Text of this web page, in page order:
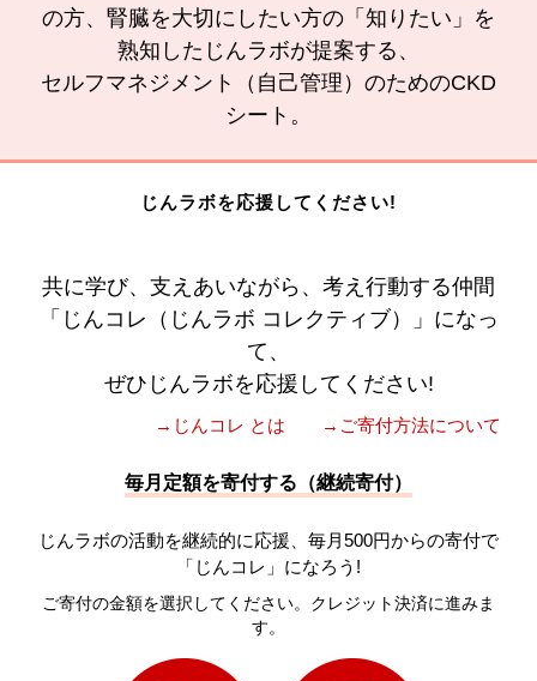
の方、腎臓を大切にしたい方の「知りたい」を
熟知したじんラボが提案する、
セルフマネジメント（自己管理）のためのCKD
シート。
じんラボを応援してください!
共に学び、支えあいながら、考え行動する仲間
「じんコレ（じんラボ コレクティブ）」になっ
て、
ぜひじんラボを応援してください!
→じんコレ とは →ご寄付方法について
毎月定額を寄付する（継続寄付）
じんラボの活動を継続的に応援、毎月500円からの寄付で
「じんコレ」になろう!
ご寄付の金額を選択してください。クレジット決済に進みま
す。